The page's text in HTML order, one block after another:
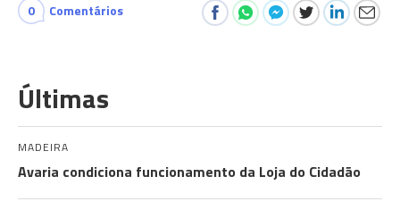
0 Comentários
Últimas
MADEIRA
Avaria condiciona funcionamento da Loja do Cidadão